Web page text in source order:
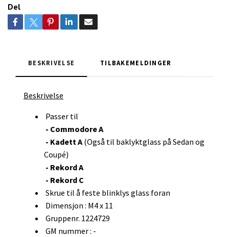
Del
BESKRIVELSE TILBAKEMELDINGER
Beskrivelse
Passer til
- Commodore A
- Kadett A(Også til baklyktglass på Sedan og
Coupé)
- Rekord A
- Rekord C
Skrue til å feste blinklys glass foran
Dimensjon : M4 x 11
Gruppenr. 1224729
GM nummer : -